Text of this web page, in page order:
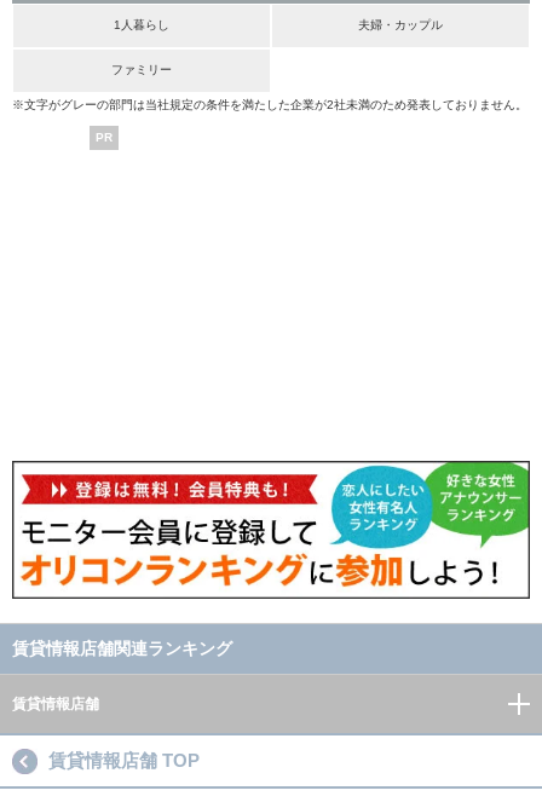
1人暮らし 夫婦・カップル
ファミリー
※文字がグレーの部門は当社規定の条件を満たした企業が2社未満のため発表しておりません。
PR
賃貸情報店舗関連ランキング
賃貸情報店舗
賃貸情報店舗 TOP